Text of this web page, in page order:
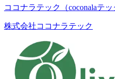
ココナラテック（coconalaテッ
株式会社ココナラテック